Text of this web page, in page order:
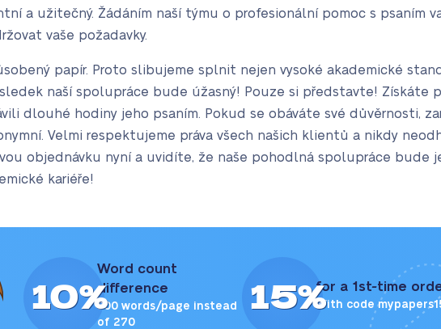
a užitečný. Žádáním naší týmu o profesionální pomoc s psaním
vaše požadavky.
papír. Proto slibujeme splnit nejen vysoké akademické
naší spolupráce bude úžasný! Pouze si představte! Získáte
dlouhé hodiny jeho psaním. Pokud se obáváte své důvěrnosti,
Velmi respektujeme práva všech našich klientů a nikdy
objednávku nyní a uvidíte, že naše pohodlná spolupráce bude
kariéře!
10%
Word count
difference
300 words/page instead
of 270
15%for a 1st-time
With code